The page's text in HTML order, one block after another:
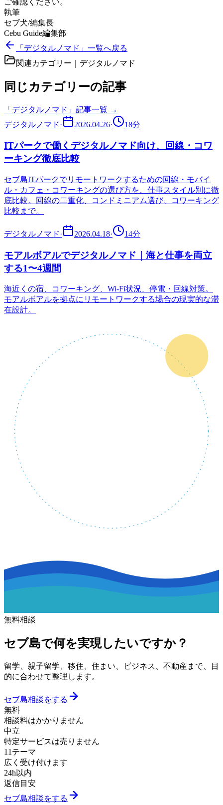
執筆
セブ犬/編集長
Cebu Guide編集部
「デジタルノマド」一覧へ戻る
関連カテゴリー｜ デジタルノマド
同じカテゴリーの記事
「 デジタルノマド 」記事一覧 →
デジタルノマド· 2026.04.26· 18分
ITパークで働くデジタルノマド向け、回線・コワ
ーキング徹底比較
セブ島ITパークでリモートワークするための回線・モバイ
ル・カフェ・コワーキングの選び方を、仕事スタイル別に徹
底比較。回線の二重化、コンドミニアム選び、コワーキング
比較まで。
デジタルノマド· 2026.04.18· 14分
モアルボアルでデジタルノマド｜海と仕事を両立
する1〜4週間
海近くの宿、コワーキング、Wi-Fi状況、停電・回線対策。
モアルボアルを拠点にリモートワークする場合の現実的な滞
在設計。
無料相談
セブ島で何を実現したいですか？
留学、親子留学、移住、住まい、ビジネス、不動産まで、目
的に合わせて整理します。
セブ島相談をする
無料
相談料はかかりません
中立
特定サービスは売りません
11テーマ
広く受け付けます
24h以内
返信目安
セブ島相談をする